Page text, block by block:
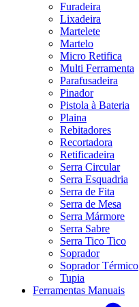
Furadeira
Lixadeira
Martelete
Martelo
Micro Retifica
Multi Ferramenta
Parafusadeira
Pinador
Pistola à Bateria
Plaina
Rebitadores
Recortadora
Retificadeira
Serra Circular
Serra Esquadria
Serra de Fita
Serra de Mesa
Serra Mármore
Serra Sabre
Serra Tico Tico
Soprador
Soprador Térmico
Tupia
Ferramentas Manuais